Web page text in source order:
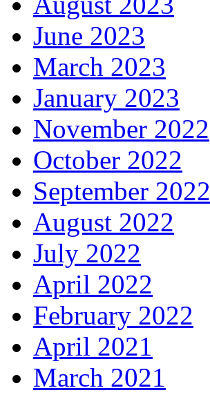
June 2023
March 2023
January 2023
November 2022
October 2022
September 2022
August 2022
July 2022
April 2022
February 2022
April 2021
March 2021